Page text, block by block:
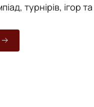
ігор та конкурсів.
Наталю Заболотну.
Поділля»